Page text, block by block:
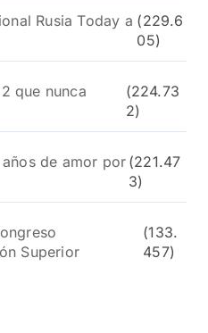
Rusia Today a (229.6
05)
que nunca
(224.73
2)
de amor por (221.47
3)
Superior
(133.
457)